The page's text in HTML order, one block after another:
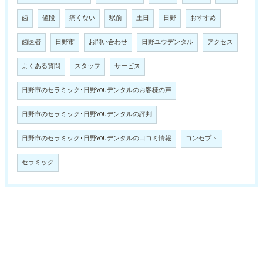
歯 値段 痛くない 駅前 土日 日野 おすすめ
歯医者 日野市 お問い合わせ 日野ユウデンタル アクセス
よくある質問 スタッフ サービス
日野市のセラミック･日野YOUデンタルのお客様の声
日野市のセラミック･日野YOUデンタルの評判
日野市のセラミック･日野YOUデンタルの口コミ情報 コンセプト
セラミック